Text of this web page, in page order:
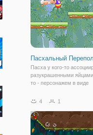
Пасхальный
Пасха у кого-то
разукрашенными
то - персонажем в виде
другие, представлены в
Это простая бродилка
красочной
4 1